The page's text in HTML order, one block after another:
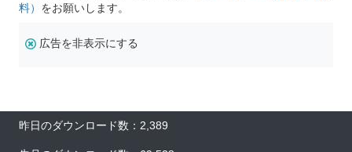
料） をお願いします。
広告を非表示にする
昨日のダウンロード数：2,389